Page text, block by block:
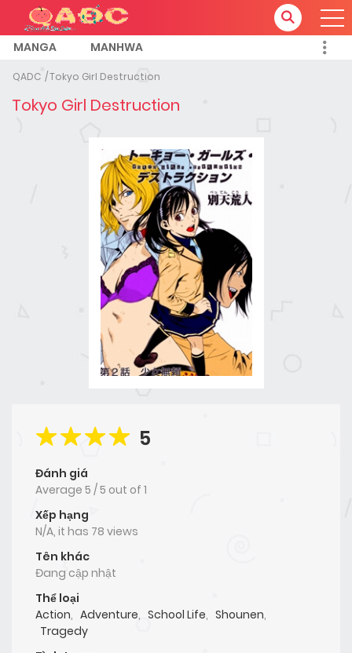
MANGA MANHWA
QADC Tokyo Girl Destruction
Tokyo Girl Destruction
5
Đánh giá
Average 5 /5 out of 1
Xếp hạng
N/A, it has 78 views
Tên khác
Đang cập nhật
Thể loại
Action, Adventure, School Life, Shounen,
Tragedy